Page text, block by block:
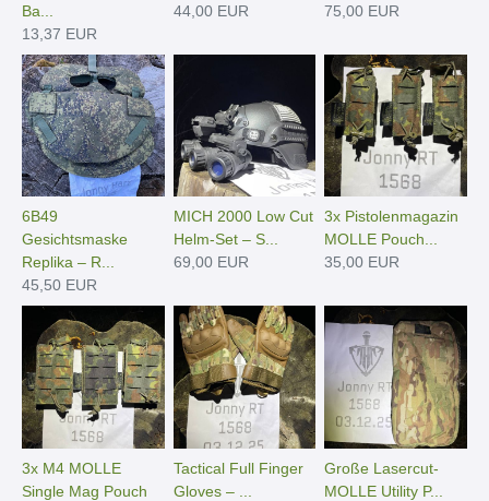
Ba...
13,37 EUR
44,00 EUR
75,00 EUR
6B49
Gesichtsmaske
Replika – R...
45,50 EUR
MICH 2000 Low Cut
Helm-Set – S...
69,00 EUR
3x Pistolenmagazin
MOLLE Pouch...
35,00 EUR
3x M4 MOLLE
Single Mag Pouch
Tactical Full Finger
Gloves – ...
Große Lasercut-
MOLLE Utility P...